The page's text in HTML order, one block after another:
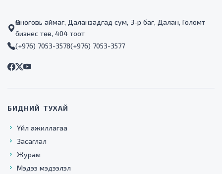
Өмнөговь аймаг, Даланзадгад сум, 3-р баг, Далан, Голомт
бизнес төв, 404 тоот
(+976) 7053-3578(+976) 7053-3577
БИДНИЙ ТУХАЙ
Үйл ажиллагаа
Засаглал
Журам
Мэдээ мэдээлэл